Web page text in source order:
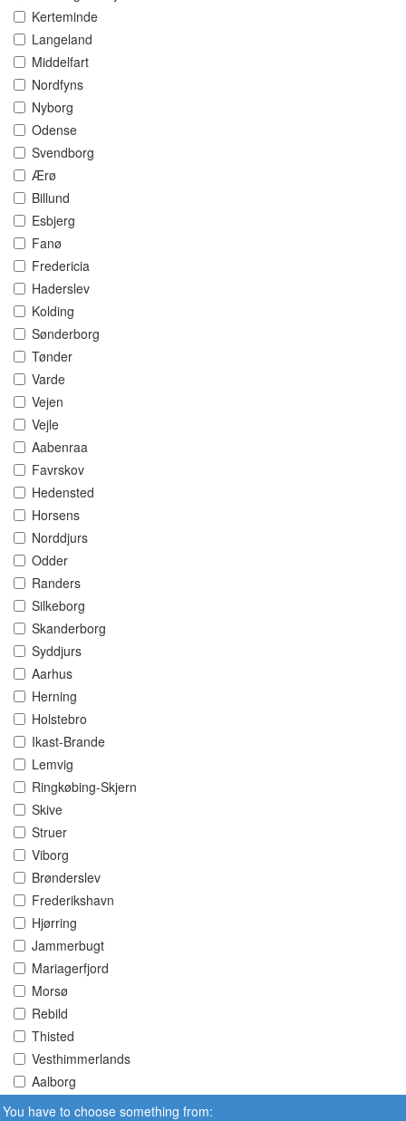
Kerteminde
Langeland
Middelfart
Nordfyns
Nyborg
Odense
Svendborg
Ærø
Billund
Esbjerg
Fanø
Fredericia
Haderslev
Kolding
Sønderborg
Tønder
Varde
Vejen
Vejle
Aabenraa
Favrskov
Hedensted
Horsens
Norddjurs
Odder
Randers
Silkeborg
Skanderborg
Syddjurs
Aarhus
Herning
Holstebro
Ikast-Brande
Lemvig
Ringkøbing-Skjern
Skive
Struer
Viborg
Brønderslev
Frederikshavn
Hjørring
Jammerbugt
Mariagerfjord
Morsø
Rebild
Thisted
Vesthimmerlands
Aalborg
You have to choose something from: